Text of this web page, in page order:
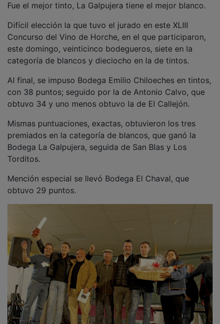
Concurso del Vino de Horche, en el que participaron,
este domingo, veinticinco bodegueros, siete en la
categoría de blancos y dieciocho en la de tintos.
con 38 puntos; seguido por la de Antonio Calvo, que
obtuvo 34 y uno menos obtuvo la de El Callejón.
premiados en la categoría de blancos, que ganó la
Bodega La Galpujera, seguida de San Blas y Los
Torditos.
obtuvo 29 puntos.